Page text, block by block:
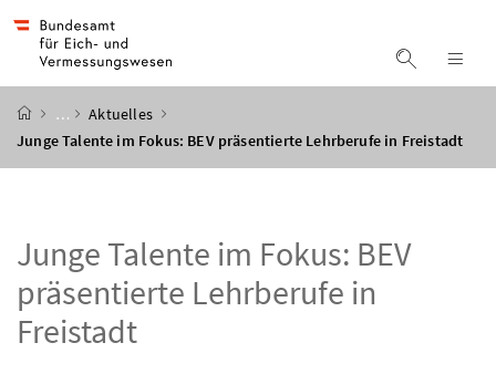
Suche
Startseite
…
Aktuelles
Junge Talente im Fokus: BEV präsentierte Lehrberufe in Freistadt
Junge Talente im Fokus: BEV
präsentierte Lehrberufe in
Freistadt